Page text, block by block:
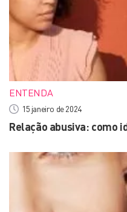
ENTENDA
15 janeiro de 2024
Relação abusiva: como